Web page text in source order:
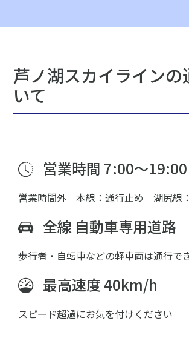
芦ノ湖スカイラインの
いて
営業時間 7:00～19:00
営業時間外 本線：通行止め 湖尻線
全線 自動車専用道路
歩行者・自転車などの軽車両は通行で
最高速度 40km/h
スピード超過にお気を付けください